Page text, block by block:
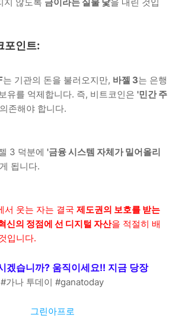
포인트:
는 기관의 돈을 불러오지만, 바젤 3는 은행
유를 억제합니다. 즉, 비트코인은 '민간 주
존해야 합니다.
3 덕분에 '금융 시스템 자체가 밀어올리
됩니다.
서 웃는 자는 결국 제도권의 보호를 받는
신의 정점에 선 디지털 자산을 적절히 배
입니다.
겠습니까? 움직이세요!! 지금 당장
#가나 투데이 #ganatoday
그린아프로